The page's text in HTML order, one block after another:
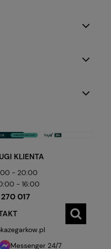
KLIENTA
- 20:00
- 16:00
017
Messenger 24/7